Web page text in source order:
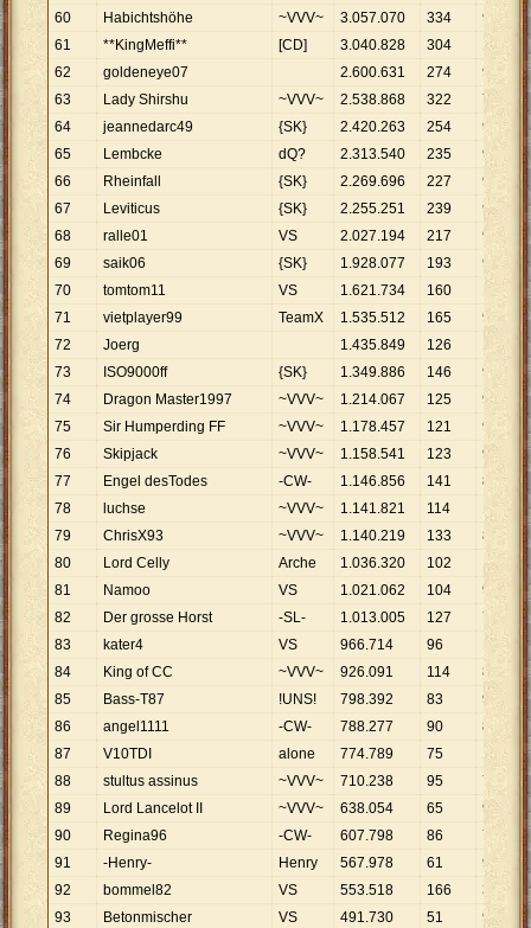
60 Habichtshöhe ~VVV~ 3.057.070 334 9
61
**KingMeffi** [CD] 3.040.828 304 10 .003
62
goldeneye07 2.600.631 274 9
491
63
Lady Shirshu ~VVV~ 2.538.868 322 7
64
jeannedarc49 {SK} 2.420.263 254 9
529
65
Lembcke dQ? 2.313.540 235 9 .
66
Rheinfall {SK} 2.269.696 227 9
999
67
Leviticus {SK} 2.255.251 239 9.436
68
ralle01 VS 2.027.194 217 9
342
69
saik06 {SK} 1.928.077 193 9
70
tomtom11 VS 1.621.734 160 10 .136
71
vietplayer99 TeamX 1.535.512 165 9
306
72
Joerg 1.435.849 126
73
ISO9000ff {SK} 1.349.886 146 9
74
Dragon Master1997 ~VVV~ 1.214.067 125 9.
75
Sir Humperding FF ~VVV~ 1.178.457 121 9
739
76
Skipjack ~VVV~ 1.158.541 123 9
77
Engel desTodes -CW- 1.146.856 141 8
134
78
luchse ~VVV~ 1.141.821 114 10
79
ChrisX93 ~VVV~ 1.140.219 133 8
573
80
Lord Celly Arche 1.036.320 102 10
81
Namoo VS 1.021.062 104 9
818
82
Der grosse Horst -SL- 1.013.005 127 7
83
kater4 VS 966.714 96 10 .070
84
King of CC ~VVV~ 926.091 114 8
124
85
Bass-T87 !UNS! 798.392 83 9
86
angel1111 -CW- 788.277 90 8
759
87
V10TDI alone 774.789 75 10
331
88
stultus assinus ~VVV~ 710.238 95 7
89
Lord Lancelot II ~VVV~ 638.054 65 9
90
Regina96 -CW- 607.798 86 7
067
91
-Henry- Henry 567.978 61 9 .
92
bommel82 VS 553.518 166 3
334
93
Betonmischer VS 491.730 51 9.642